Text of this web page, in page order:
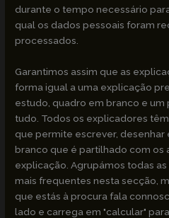
durante o tempo necessário
qual os dados pessoais foram
processados.
Garantimos assim que as
forma igual a uma explicação
estudo, quadro em branco e
tudo. Todos os explicadores
que permite escrever, desenhar
branco que é partilhado com os
explicação. Agrupámos todas
mais frequentes nesta secção,
que estás à procura fala
lado e carrega em "calcular"